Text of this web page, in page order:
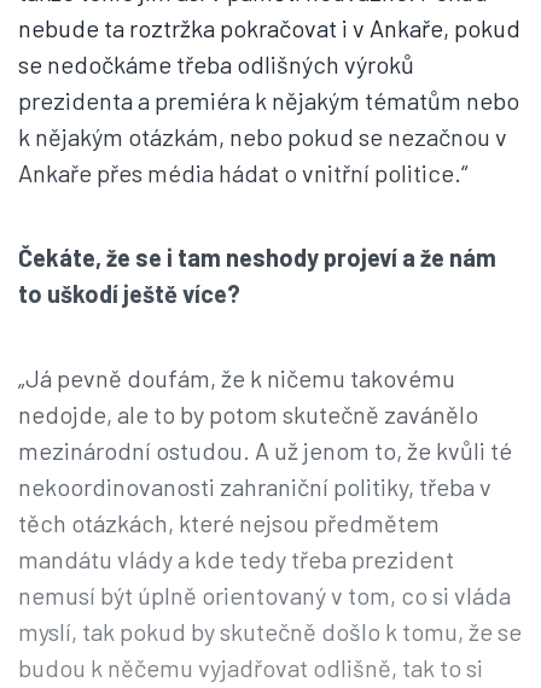
nebude ta roztržka pokračovat i v Ankaře, pokud
se nedočkáme třeba odlišných výroků
prezidenta a premiéra k nějakým tématům nebo
k nějakým otázkám, nebo pokud se nezačnou v
Ankaře přes média hádat o vnitřní politice.“
Čekáte, že se i tam neshody projeví a že nám
to uškodí ještě více?
„Já pevně doufám, že k ničemu takovému
nedojde, ale to by potom skutečně zavánělo
mezinárodní ostudou. A už jenom to, že kvůli té
nekoordinovanosti zahraniční politiky, třeba v
těch otázkách, které nejsou předmětem
mandátu vlády a kde tedy třeba prezident
nemusí být úplně orientovaný v tom, co si vláda
myslí, tak pokud by skutečně došlo k tomu, že se
budou k něčemu vyjadřovat odlišně, tak to si